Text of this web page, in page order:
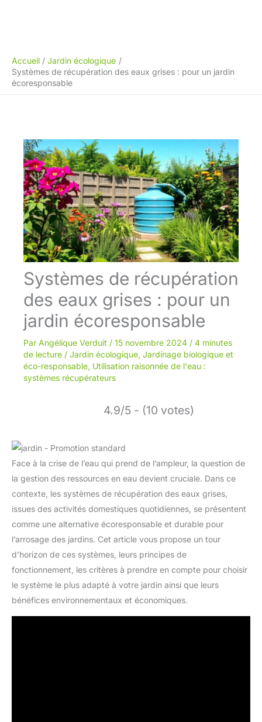
Accueil
Jardin écologique
Systèmes de récupération des eaux grises : pour un jardin
écoresponsable
Systèmes de récupération
des eaux grises : pour un
jardin écoresponsable
Par Angélique Verduit / 15 novembre 2024 / 4 minutes
de lecture / Jardin écologique, Jardinage biologique et
éco-responsable, Utilisation raisonnée de l'eau :
systèmes récupérateurs
4.9/5 - (10 votes)
Face à la crise de l’eau qui prend de l’ampleur, la question de
la gestion des ressources en eau devient cruciale. Dans ce
contexte, les systèmes de récupération des eaux grises,
issues des activités domestiques quotidiennes, se présentent
comme une alternative écoresponsable et durable pour
l’arrosage des jardins. Cet article vous propose un tour
d’horizon de ces systèmes, leurs principes de
fonctionnement, les critères à prendre en compte pour choisir
le système le plus adapté à votre jardin ainsi que leurs
bénéfices environnementaux et économiques.